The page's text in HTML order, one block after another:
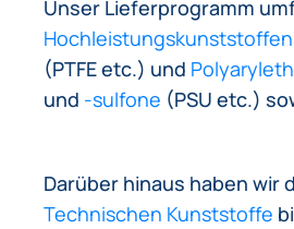
Unser Lieferprogramm
Hochleistungskunststoffen
(PTFE etc.) und
und -sulfone (PSU etc.)
Darüber hinaus haben wir
Technischen Kunststoffe